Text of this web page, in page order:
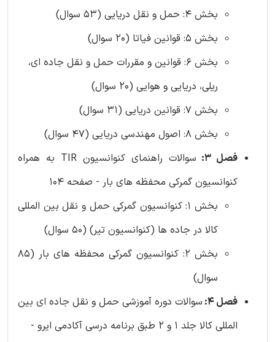
بخش 4: حمل و نقل دریایی (53 سوال)
بخش 5: قوانین فیاتا (20 سوال)
بخش 6: قوانین و مقررات حمل و نقل جاده ای،
ریلی، دریایی و هوایی (20 سوال)
بخش 7: قوانین دریایی (31 سوال)
بخش 8: اصول مهندسی دریایی (47 سوال)
فصل 3:
سوالات راهنمای کنوانسیون TIR به همراه
کنوانسیون گمرکی محفظه های بار - صفحه 104
بخش 1: کنوانسیون گمرکی حمل و نقل بین المللی
کالا در جاده ها (کنوانسیون تیر) (50 سوال)
بخش 2: کنوانسیون گمرکی محفظه های بار (85
سوال)
فصل 4:
سوالات دوره آموزشی حمل و نقل جاده ای بین
المللی کالا جلد 1 و 2 طبق برنامه درسی آکادمی ایرو -